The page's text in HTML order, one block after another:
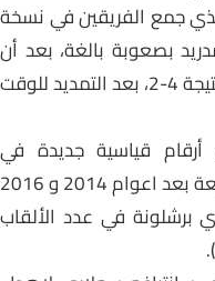
جمع الفريقين في نسخة
بصعوبة بالغة، بعد أن
حول تأخره بنتيجة 1-2 إلى انتصار بنتيجة 4-2، بعد التمديد للوقت
قياسية جديدة في
البطولة، أهمها التتويج للمرة الرابعة بعد اعوام 2014 و 2016
في عدد الألقاب